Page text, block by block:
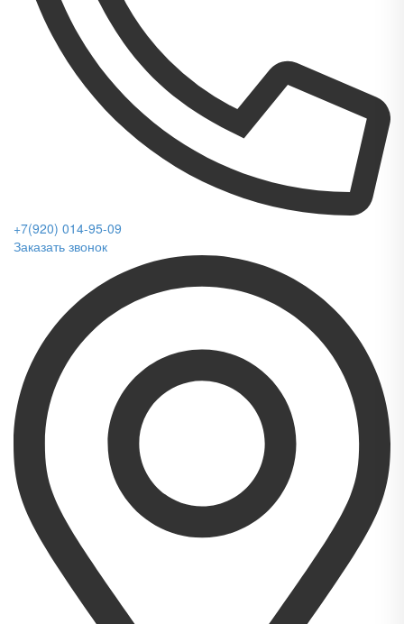
+7(920) 014-95-09
Заказать звонок